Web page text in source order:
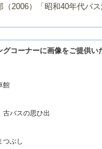
（2006）「昭和40年代バス
グコーナーに画像をご提供い
館
バスの思ひ出
つぶし